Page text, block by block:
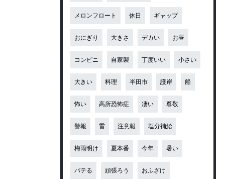
メロンフロート 休日 ギャップ
おにぎり 大きさ デカい お昼
コンビニ 自家製 丁度いい 小さい
大きい 料理 半田市 護岸 船
怖い 高所恐怖症 凄い 尊敬
警報 雷 注意報 塩分補給
梅雨明け 夏本番 今年 暑い
バテる 頑張ろう おふざけ